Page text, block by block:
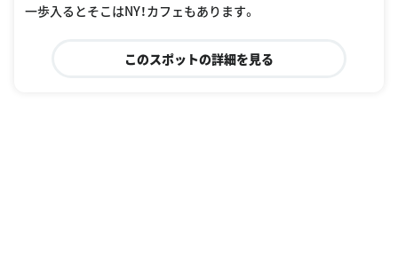
一歩入るとそこはNY！カフェもあります。
このスポットの詳細を見る